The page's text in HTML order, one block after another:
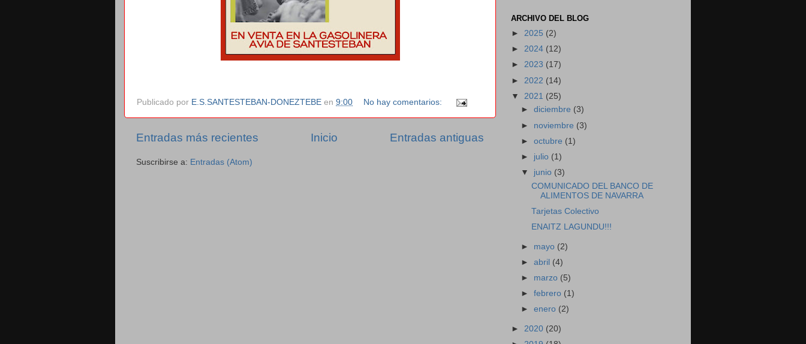
Publicado por E.S.SANTESTEBAN-DONEZTEBE en 9:00 No hay comentarios:
Entradas más recientes Entradas antiguas
Inicio
Suscribirse a: Entradas (Atom)
ARCHIVO DEL BLOG
► 2025 (2)
► 2024 (12)
► 2023 (17)
► 2022 (14)
▼ 2021 (25)
►diciembre (3)
► noviembre (3)
►octubre (1)
► julio (1)
▼ junio (3)
COMUNICADO DEL BANCO DE
ALIMENTOS DE NAVARRA
Tarjetas Colectivo
ENAITZ LAGUNDU!!!
► mayo (2)
►abril (4)
► marzo (5)
►febrero (1)
►enero (2)
► 2020 (20)